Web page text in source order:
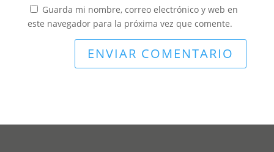
Guarda mi nombre, correo electrónico y web en
este navegador para la próxima vez que comente.